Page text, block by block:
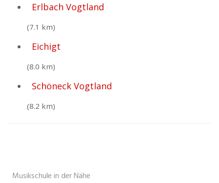
Erlbach Vogtland
(7.1 km)
Eichigt
(8.0 km)
Schöneck Vogtland
(8.2 km)
Musikschule in der Nähe